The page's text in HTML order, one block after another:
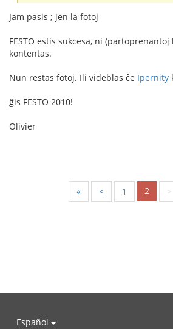
Jam pasis ; jen la fotoj
FESTO estis sukcesa, ni
kontentas.
Nun restas fotoj. Ili videblas ĉe Ipernity
ĝis FESTO 2010!
Olivier
« < 1 2 >
Español